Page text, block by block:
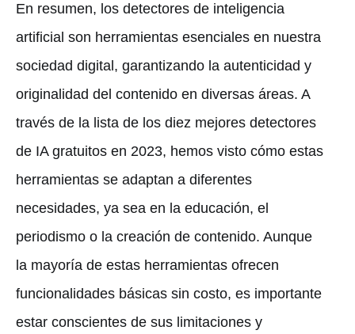
En resumen, los detectores de inteligencia
artificial son herramientas esenciales en nuestra
sociedad digital, garantizando la autenticidad y
originalidad del contenido en diversas áreas. A
través de la lista de los diez mejores detectores
de IA gratuitos en 2023, hemos visto cómo estas
herramientas se adaptan a diferentes
necesidades, ya sea en la educación, el
periodismo o la creación de contenido. Aunque
la mayoría de estas herramientas ofrecen
funcionalidades básicas sin costo, es importante
estar conscientes de sus limitaciones y